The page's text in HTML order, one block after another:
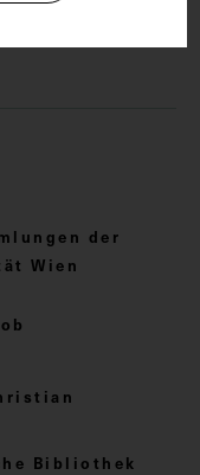
der
Wien
Bibliothek